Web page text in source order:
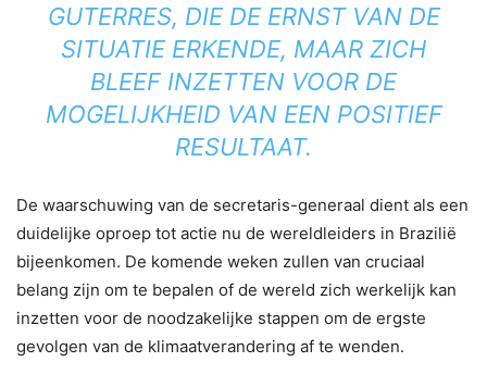
GUTERRES, DIE DE ERNST VAN DE
SITUATIE ERKENDE, MAAR ZICH
BLEEF INZETTEN VOOR DE
MOGELIJKHEID VAN EEN POSITIEF
RESULTAAT.
De waarschuwing van de secretaris-generaal dient als een
duidelijke oproep tot actie nu de wereldleiders in Brazilië
bijeenkomen. De komende weken zullen van cruciaal
belang zijn om te bepalen of de wereld zich werkelijk kan
inzetten voor de noodzakelijke stappen om de ergste
gevolgen van de klimaatverandering af te wenden.